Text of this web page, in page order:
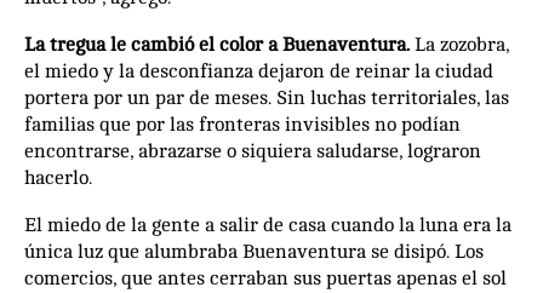
La tregua le cambió el color a Buenaventura. La zozobra,
el miedo y la desconfianza dejaron de reinar la ciudad
portera por un par de meses. Sin luchas territoriales, las
familias que por las fronteras invisibles no podían
encontrarse, abrazarse o siquiera saludarse, lograron
hacerlo.
El miedo de la gente a salir de casa cuando la luna era la
única luz que alumbraba Buenaventura se disipó. Los
comercios, que antes cerraban sus puertas apenas el sol